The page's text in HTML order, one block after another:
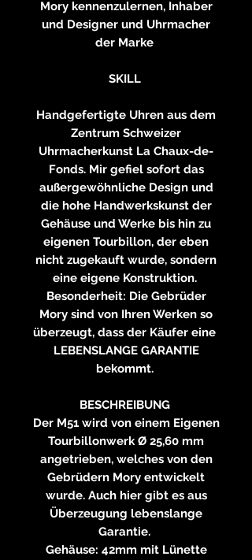
Mory kennenzulernen, Inhaber
und Designer und Uhrmacher
der Marke
SKILL
Handgefertigte Uhren aus dem
Zentrum Schweizer
Uhrmacherkunst La Chaux-de-
Fonds. Mir gefiel sofort das
außergewöhnliche Design und
die hohe Handwerkskunst der
Gehäuse und Werke bis hin zu
eigenen Tourbillon, der eben
nicht zugekauft wurde, sondern
eine eigene Konstruktion.
Besonderheit: Die Gebrüder
Mory sind von Ihren Werken so
überzeugt, dass der Käufer eine
LEBENSLANGE GARANTIE
bekommt.
BESCHREIBUNG
Der M51 wird von einem Eigenen
Tourbillonwerk Ø 25,60 mm
angetrieben, welches von den
Gebrüdern Mory entwickelt
wurde. Auch hier gibt es aus
Überzeugung lebenslange
Garantie.
Gehäuse: 42mm mit Lünette